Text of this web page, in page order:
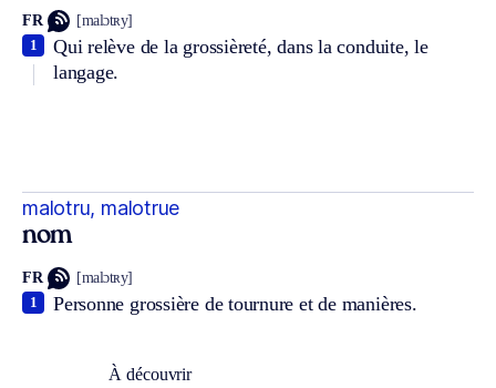
FR [malɔtʀy]
Qui relève de la grossièreté, dans la conduite, le
langage.
1
malotru, malotrue
nom
FR [malɔtʀy]
Personne grossière de tournure et de manières.
1
À découvrir